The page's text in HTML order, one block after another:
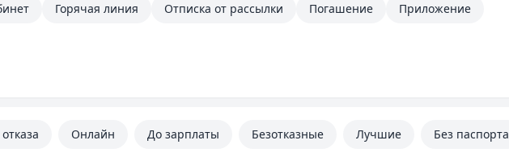
Горячая линия Отписка от рассылки Погашение Приложение
Онлайн До зарплаты Безотказные Лучшие Без паспорта